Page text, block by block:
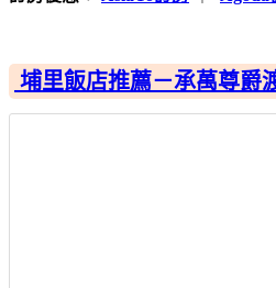
埔里飯店推薦－承萬尊爵